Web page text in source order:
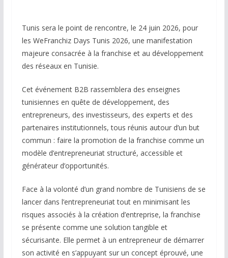
Tunis sera le point de rencontre, le 24 juin 2026, pour
les WeFranchiz Days Tunis 2026, une manifestation
majeure consacrée à la franchise et au développement
des réseaux en Tunisie.
Cet événement B2B rassemblera des enseignes
tunisiennes en quête de développement, des
entrepreneurs, des investisseurs, des experts et des
partenaires institutionnels, tous réunis autour d’un but
commun : faire la promotion de la franchise comme un
modèle d’entrepreneuriat structuré, accessible et
générateur d’opportunités.
Face à la volonté d’un grand nombre de Tunisiens de se
lancer dans l’entrepreneuriat tout en minimisant les
risques associés à la création d’entreprise, la franchise
se présente comme une solution tangible et
sécurisante. Elle permet à un entrepreneur de démarrer
son activité en s’appuyant sur un concept éprouvé, une